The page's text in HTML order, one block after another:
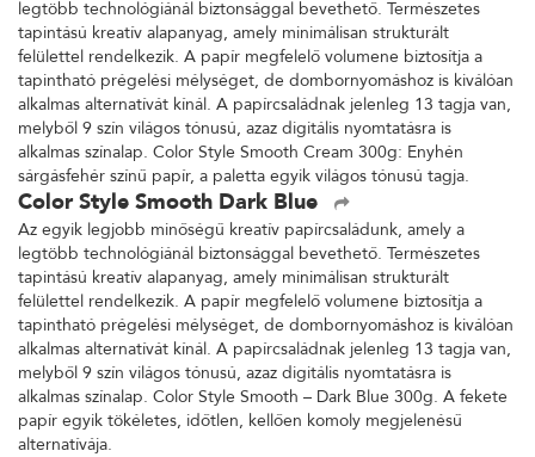
legtöbb technológiánál biztonsággal bevethető. Természetes
tapintású kreatív alapanyag, amely minimálisan strukturált
felülettel rendelkezik. A papír megfelelő volumene biztosítja a
tapintható prégelési mélységet, de dombornyomáshoz is kiválóan
alkalmas alternatívát kínál. A papírcsaládnak jelenleg 13 tagja van,
melyből 9 szín világos tónusú, azaz digitális nyomtatásra is
alkalmas színalap. Color Style Smooth Cream 300g: Enyhén
sárgásfehér színű papír, a paletta egyik világos tónusú tagja.
Color Style Smooth Dark Blue
Az egyik legjobb minőségű kreatív papírcsaládunk, amely a
legtöbb technológiánál biztonsággal bevethető. Természetes
tapintású kreatív alapanyag, amely minimálisan strukturált
felülettel rendelkezik. A papír megfelelő volumene biztosítja a
tapintható prégelési mélységet, de dombornyomáshoz is kiválóan
alkalmas alternatívát kínál. A papírcsaládnak jelenleg 13 tagja van,
melyből 9 szín világos tónusú, azaz digitális nyomtatásra is
alkalmas színalap. Color Style Smooth – Dark Blue 300g. A fekete
papír egyik tökéletes, időtlen, kellően komoly megjelenésű
alternatívája.